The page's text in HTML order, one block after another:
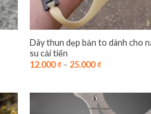
Dây thun dẹp bản to dành cho
su cải tiến
12.000₫– 25.000₫